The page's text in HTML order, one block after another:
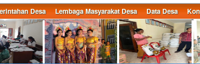
Desa Lembaga Masyarakat Desa Data Desa